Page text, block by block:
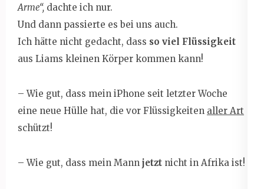
Arme“, dachte ich nur.
Und dann passierte es bei uns auch.
Ich hätte nicht gedacht, dass so viel Flüssigkeit
aus Liams kleinen Körper kommen kann!
– Wie gut, dass mein iPhone seit letzter Woche
eine neue Hülle hat, die vor Flüssigkeiten aller Art
schützt!
– Wie gut, dass mein Mann jetzt nicht in Afrika ist!